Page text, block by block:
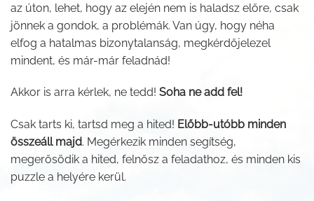
az úton, lehet, hogy az elején nem is haladsz előre, csak
jönnek a gondok, a problémák. Van úgy, hogy néha
elfog a hatalmas bizonytalanság, megkérdőjelezel
mindent, és már-már feladnád!
Akkor is arra kérlek, ne tedd! Soha ne add fel!
Csak tarts ki, tartsd meg a hited! Előbb-utóbb minden
összeáll majd. Megérkezik minden segítség,
megerősödik a hited, felnősz a feladathoz, és minden kis
puzzle a helyére kerül.